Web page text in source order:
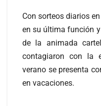
Con sorteos diarios
en su última función
de la animada
contagiaron con la
verano se presenta
en vacaciones.